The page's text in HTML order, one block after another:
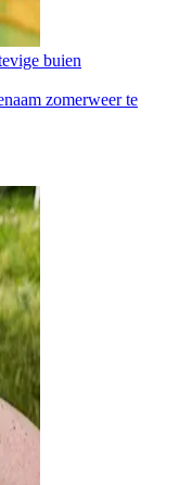
buien
zomerweer te